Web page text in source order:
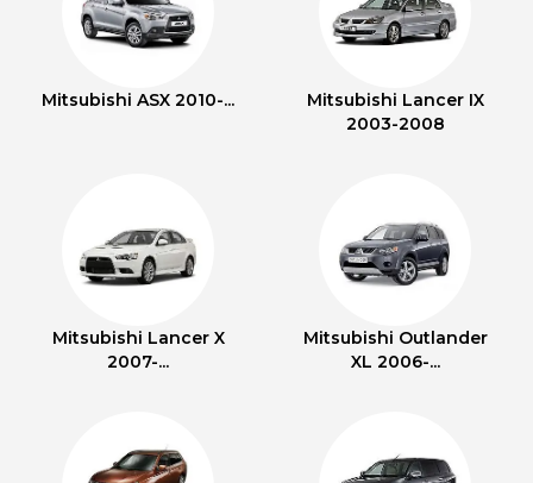
Mitsubishi ASX 2010-...
Mitsubishi Lancer IX
2003-2008
Mitsubishi Lancer X
2007-...
Mitsubishi Outlander
XL 2006-...